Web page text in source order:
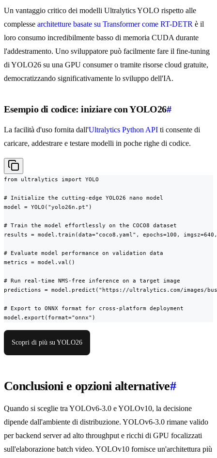
Un vantaggio critico dei modelli Ultralytics YOLO rispetto alle
complesse architetture basate su Transformer come RT-DETR è il
loro consumo incredibilmente basso di memoria CUDA durante
l'addestramento. Uno sviluppatore può facilmente fare il fine-tuning
di YOLO26 su una GPU consumer o tramite risorse cloud gratuite,
democratizzando significativamente lo sviluppo dell'IA.
Esempio di codice: iniziare con YOLO26#
La facilità d'uso fornita dall'Ultralytics Python API ti consente di
caricare, addestrare e testare modelli in poche righe di codice.
from ultralytics import YOLO
# Initialize the cutting-edge YOLO26 nano model
model = YOLO("yolo26n.pt")
# Train the model effortlessly on the COCO8 dataset
results = model.train(data="coco8.yaml", epochs=100,
# Evaluate model performance on validation data
metrics = model.val()
# Run real-time NMS-free inference on a target image
predictions = model.predict("https://ultralytics.com/images/
# Export to ONNX format for cross-platform deployment
model.export(format="onnx")
Scopri di più su YOLO26
Conclusioni e opzioni alternative#
Quando si sceglie tra YOLOv6-3.0 e YOLOv10, la decisione
dipende dall'ambiente di distribuzione. YOLOv6-3.0 rimane valido
per backend server ad alto throughput e ricchi di GPU focalizzati
sull'elaborazione batch video. YOLOv10 fornisce un'architettura più